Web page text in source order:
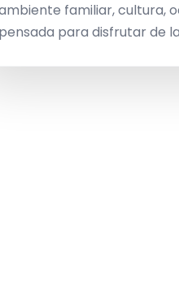
familiar, cultura,
pensada para disfrutar de